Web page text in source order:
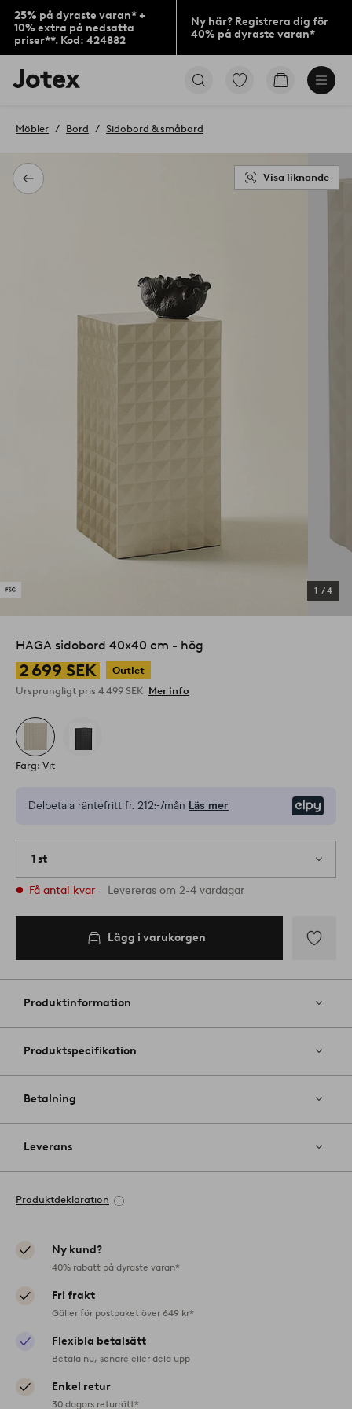
25% på dyraste varan* +
10% extra på nedsatta
priser**. Kod: 424882
Ny här? Registrera dig för
40% på dyraste varan*
Jotex
logotyp
till
Gå
Gå
Tillbaka
Möbler Bord Sidobord & småbord
1 /4
Visa liknande
HAGA sidobord 40x40 cm - hög
2 699 SEK
Outlet
Ursprungligt pris 4 499 SEK Mer info
Färg: Vit
Delbetala räntefritt fr. 212:-/mån Läs mer
1 st
Få antal kvar Levereras om 2-4 vardagar
Lägg i varukorgen
till
favoriter
Produktinformation
Produktspecifikation
Betalning
Leverans
Produktdeklaration
Ny kund?
40% rabatt på dyraste varan*
Fri frakt
Gäller för postpaket över 649 kr*
Flexibla betalsätt
Betala nu, senare eller dela upp
Enkel retur
30 dagars returrätt*